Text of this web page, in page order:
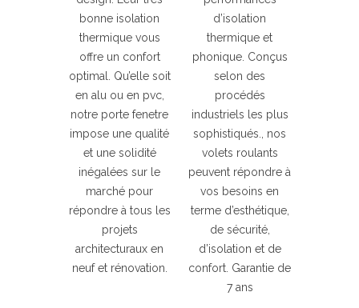
bonne isolation
thermique vous
offre un confort
optimal. Qu’elle soit
en alu ou en pvc,
notre porte fenetre
impose une qualité
et une solidité
inégalées sur le
marché pour
répondre à tous les
projets
architecturaux en
neuf et rénovation.
d’isolation
thermique et
phonique. Conçus
selon des
procédés
industriels les plus
sophistiqués., nos
volets roulants
peuvent répondre à
vos besoins en
terme d’esthétique,
de sécurité,
d’isolation et de
confort. Garantie de
7 ans